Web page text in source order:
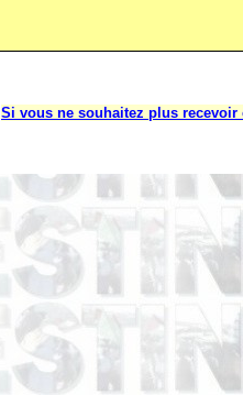
Si vous ne souhaitez plus recevoir